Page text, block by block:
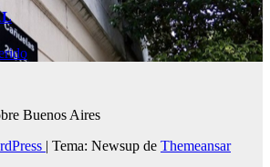
Buenos Aires
| Tema: Newsup de Themeansar